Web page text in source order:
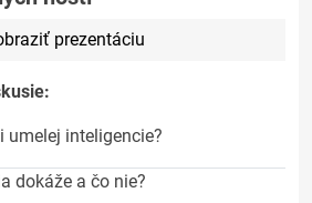
prezentáciu
umelej inteligencie?
dokáže a čo nie?